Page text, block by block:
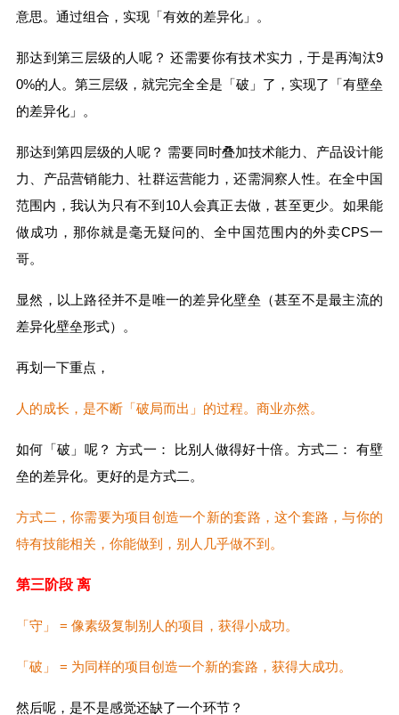
意思。通过组合，实现「有效的差异化」。
那达到第三层级的人呢？ 还需要你有技术实力，于是再淘汰9
0%的人。第三层级，就完完全全是「破」了，实现了「有壁垒
的差异化」。
那达到第四层级的人呢？ 需要同时叠加技术能力、产品设计能
力、产品营销能力、社群运营能力，还需洞察人性。在全中国
范围内，我认为只有不到10人会真正去做，甚至更少。如果能
做成功，那你就是毫无疑问的、全中国范围内的外卖CPS一
哥。
显然，以上路径并不是唯一的差异化壁垒（甚至不是最主流的
差异化壁垒形式）。
再划一下重点，
人的成长，是不断「破局而出」的过程。商业亦然。
如何「破」呢？ 方式一： 比别人做得好十倍。方式二： 有壁
垒的差异化。更好的是方式二。
方式二，你需要为项目创造一个新的套路，这个套路，与你的
特有技能相关，你能做到，别人几乎做不到。
第三阶段 离
「守」 = 像素级复制别人的项目，获得小成功。
「破」 = 为同样的项目创造一个新的套路，获得大成功。
然后呢，是不是感觉还缺了一个环节？